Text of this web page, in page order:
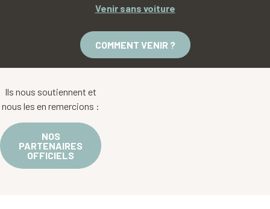
Venir sans voiture
COMMENT VENIR ?
Ils nous soutiennent et
nous les en remercions :
NOS
PARTENAIRES
OFFICIELS